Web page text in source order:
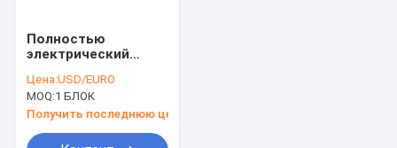
Полностью
электрический
подавления пыли
для контроля за
обеспыливанием
воздуха
Цена:USD/EURO
MOQ:1 БЛОК
Получить последнюю цену